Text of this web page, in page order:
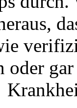
oder